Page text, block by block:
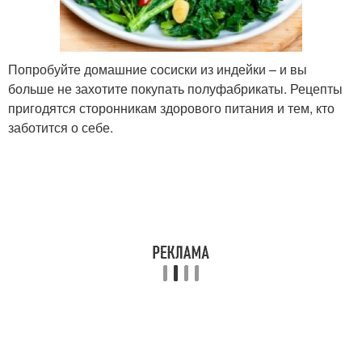
Попробуйте домашние сосиски из индейки – и вы
больше не захотите покупать полуфабрикаты. Рецепты
пригодятся сторонникам здорового питания и тем, кто
заботится о себе.